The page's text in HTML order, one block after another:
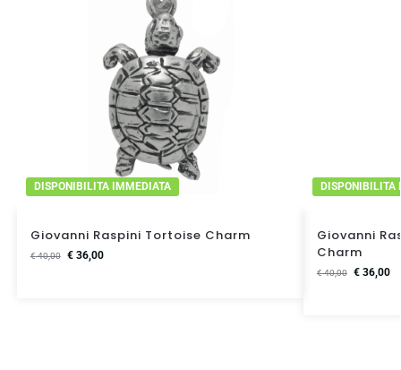
DISPONIBILITA IMMEDIATA
Giovanni Raspini Tortoise Charm
€40,00 €36,00
DISPONIBILITA
Giovanni
Charm
€40,00 €36,00